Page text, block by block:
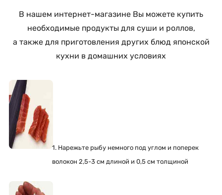
В нашем интернет-магазине Вы можете купить
необходимые продукты для суши и роллов,
а также для приготовления других блюд японской
кухни в домашних условиях
1. Нарежьте рыбу немного под углом и поперек
волокон 2,5-3 см длиной и 0,5 см толщиной